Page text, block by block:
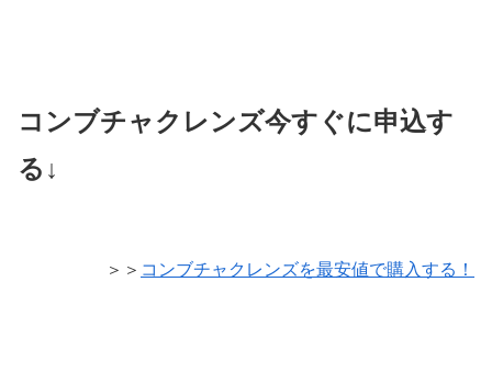
コンブチャクレンズ今すぐに申込す
る↓
＞＞ コンブチャクレンズを最安値で購入する！